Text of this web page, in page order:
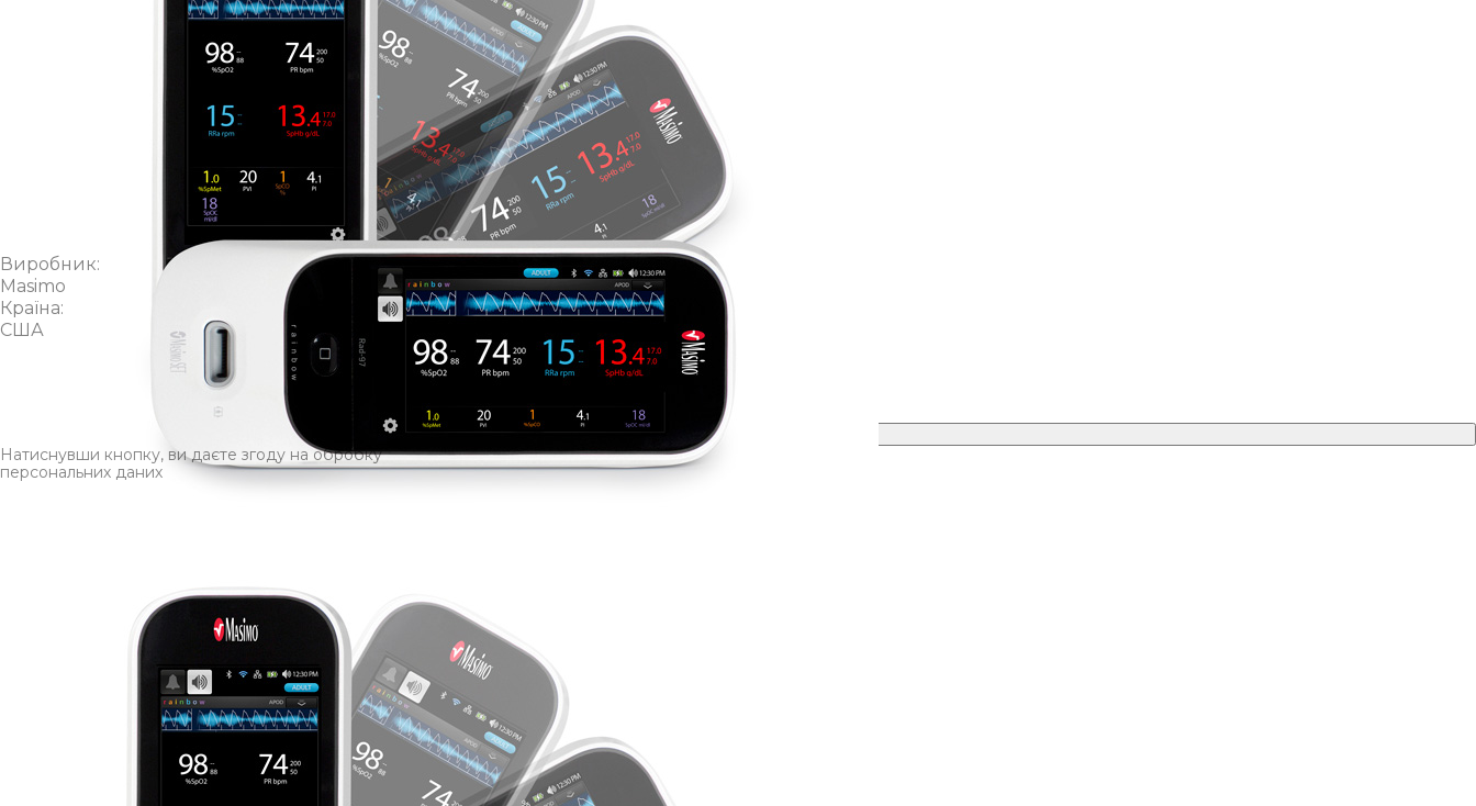
Замовлення на товар
Залиште заявку на товар, щоб ми проконсультували вас та допомогли з вибором
Виробник:
Masimo
Країна:
США
Відправити
Натиснувши кнопку, ви даєте згоду на обробку
персональних даних